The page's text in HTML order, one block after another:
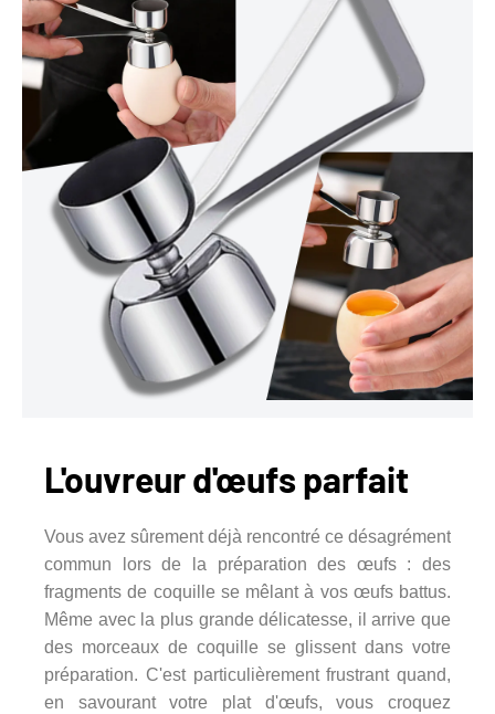
L'ouvreur d'œufs parfait
Vous avez sûrement déjà rencontré ce désagrément
commun lors de la préparation des œufs : des
fragments de coquille se mêlant à vos œufs battus.
Même avec la plus grande délicatesse, il arrive que
des morceaux de coquille se glissent dans votre
préparation. C'est particulièrement frustrant quand,
en savourant votre plat d'œufs, vous croquez